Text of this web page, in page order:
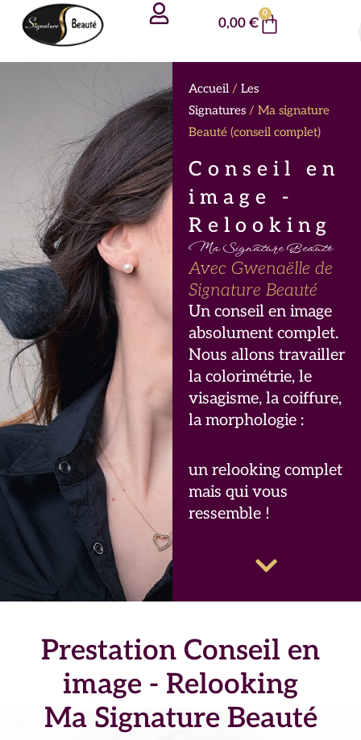
Aller
0,00€
0
Panier
Accueil/ Les
Signatures/ Ma signature
Beauté (conseil complet)
Conseil en
image -
Relooking
Ma Signature Beauté
Avec Gwenaëlle de
Signature Beauté
Un conseil en image
absolument complet.
Nous allons travailler
la colorimétrie, le
visagisme, la coiffure,
la morphologie :
un relooking complet
mais qui vous
ressemble !
Prestation Conseil en
image - Relooking
Ma Signature Beauté
Panneau de gestion des cookies